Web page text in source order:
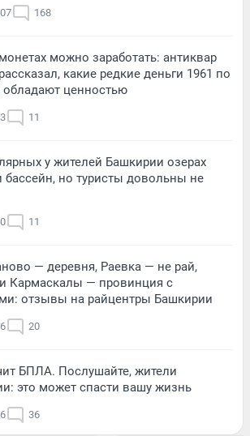
168
можно заработать: антиквар
какие редкие деньги 1961 по
обладают ценностью
11
у жителей Башкирии озерах
бассейн, но туристы довольны не
11
— деревня, Раевка — не рай,
Кармаскалы — провинция с
отзывы на райцентры Башкирии
20
БПЛА. Послушайте, жители
это может спасти вашу жизнь
36